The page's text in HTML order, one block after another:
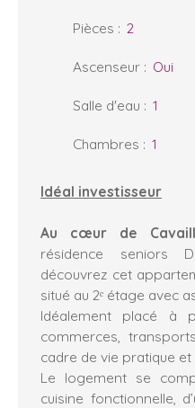
Pièces : 2
Ascenseur : Oui
Salle d'eau : 1
Chambres : 1
Idéal investisseur
Au cœur de
résidence seniors
découvrez cet
situé au 2ᵉ étage avec
Idéalement placé à
commerces,
cadre de vie pratique et
Le logement se
cuisine fonctionnelle,